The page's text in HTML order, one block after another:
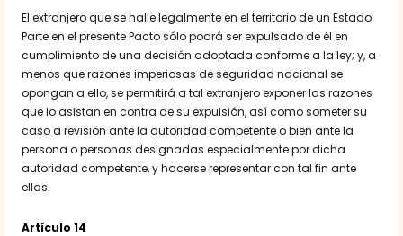
El extranjero que se halle legalmente en el territorio de un Estado
Parte en el presente Pacto sólo podrá ser expulsado de él en
cumplimiento de una decisión adoptada conforme a la ley; y, a
menos que razones imperiosas de seguridad nacional se
opongan a ello, se permitirá a tal extranjero exponer las razones
que lo asistan en contra de su expulsión, así como someter su
caso a revisión ante la autoridad competente o bien ante la
persona o personas designadas especialmente por dicha
autoridad competente, y hacerse representar con tal fin ante
ellas.
Artículo 14